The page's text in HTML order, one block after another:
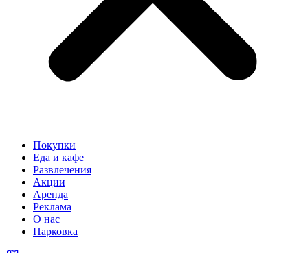
Покупки
Еда и кафе
Развлечения
Акции
Аренда
Реклама
О нас
Парковка